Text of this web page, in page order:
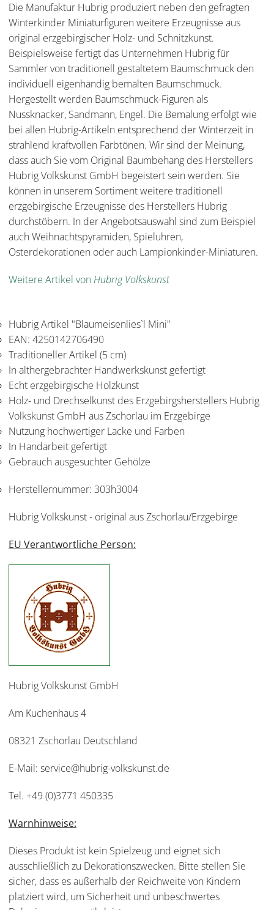
Die Manufaktur Hubrig produziert neben den gefragten
Winterkinder Miniaturfiguren weitere Erzeugnisse aus
original erzgebirgischer Holz- und Schnitzkunst.
Beispielsweise fertigt das Unternehmen Hubrig für
Sammler von traditionell gestaltetem Baumschmuck den
individuell eigenhändig bemalten Baumschmuck.
Hergestellt werden Baumschmuck-Figuren als
Nussknacker, Sandmann, Engel. Die Bemalung erfolgt wie
bei allen Hubrig-Artikeln entsprechend der Winterzeit in
strahlend kraftvollen Farbtönen. Wir sind der Meinung,
dass auch Sie vom Original Baumbehang des Herstellers
Hubrig Volkskunst GmbH begeistert sein werden. Sie
können in unserem Sortiment weitere traditionell
erzgebirgische Erzeugnisse des Herstellers Hubrig
durchstöbern. In der Angebotsauswahl sind zum Beispiel
auch Weihnachtspyramiden, Spieluhren,
Osterdekorationen oder auch Lampionkinder-Miniaturen.
Weitere Artikel vonHubrig Volkskunst
Hubrig Artikel "Blaumeisenlies`l Mini"
EAN: 4250142706490
Traditioneller Artikel (5 cm)
In althergebrachter Handwerkskunst gefertigt
Echt erzgebirgische Holzkunst
Holz- und Drechselkunst des Erzgebirgsherstellers Hubrig
Volkskunst GmbH aus Zschorlau im Erzgebirge
Nutzung hochwertiger Lacke und Farben
In Handarbeit gefertigt
Gebrauch ausgesuchter Gehölze
Herstellernummer: 303h3004
Hubrig Volkskunst - original aus Zschorlau/Erzgebirge
EU Verantwortliche Person:
Hubrig Volkskunst GmbH
Am Kuchenhaus 4
08321 Zschorlau Deutschland
E-Mail: service@hubrig-volkskunst.de
Tel. +49 (0)3771 450335
Warnhinweise:
Dieses Produkt ist kein Spielzeug und eignet sich
ausschließlich zu Dekorationszwecken. Bitte stellen Sie
sicher, dass es außerhalb der Reichweite von Kindern
platziert wird, um Sicherheit und unbeschwertes